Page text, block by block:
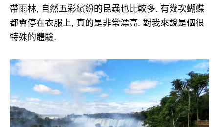
帶雨林, 自然五彩繽紛的昆蟲也比較多. 有幾次蝴蝶
都會停在衣服上, 真的是非常漂亮. 對我來說是個很
特殊的體驗.